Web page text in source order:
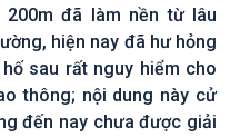
200m đã làm nền từ lâu
hiện nay đã hư hỏng
sau rất nguy hiểm cho
thông; nội dung này cử
đến nay chưa được giải